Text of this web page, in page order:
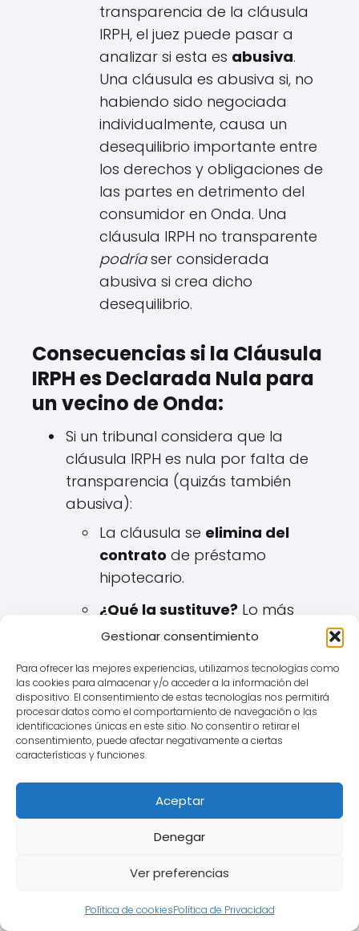
Gestionar consentimiento
Para ofrecer las mejores experiencias, utilizamos tecnologías como
las cookies para almacenar y/o acceder a la información del
dispositivo. El consentimiento de estas tecnologías nos permitirá
procesar datos como el comportamiento de navegación o las
identificaciones únicas en este sitio. No consentir o retirar el
consentimiento, puede afectar negativamente a ciertas
características y funciones.
Aceptar
Denegar
Ver preferencias
Política de cookiesPolítica de Privacidad
transparencia de la cláusula
IRPH, el juez puede pasar a
analizar si esta es abusiva.
Una cláusula es abusiva si, no
habiendo sido negociada
individualmente, causa un
desequilibrio importante entre
los derechos y obligaciones de
las partes en detrimento del
consumidor en Onda. Una
cláusula IRPH no transparente
podríaser considerada
abusiva si crea dicho
desequilibrio.
Consecuencias si la Cláusula
IRPH es Declarada Nula para
un vecino de Onda:
Si un tribunal considera que la
cláusula IRPH es nula por falta de
transparencia (quizás también
abusiva):
La cláusula se elimina del
contrato de préstamo
hipotecario.
¿Qué la sustituye? Lo más
común, y lo que persiguen la
Onda, es que se reemplace
por elEuribor(generalmente
sin añadir ningún diferencial, o
aplicando el diferencial que ya
escritura junto al IRPH).
Alternativas menos frecuentes
podrían ser dejar la hipoteca
aplicar otro índice legal
sustitutivo si existiera.